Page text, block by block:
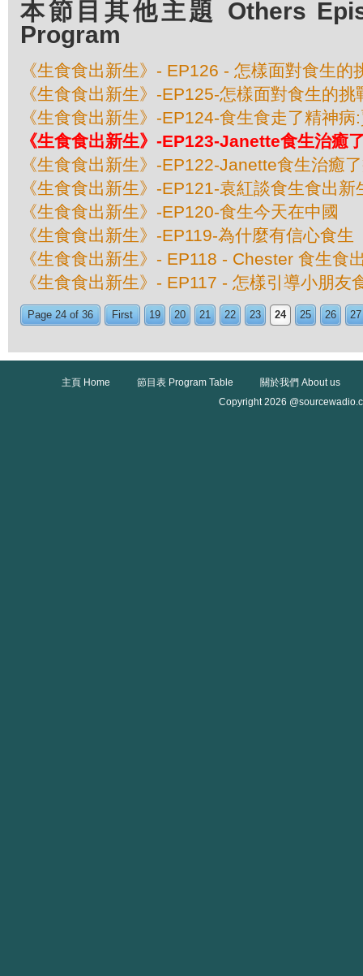
本節目其他主題 Others
Program
《生食食出新生》- EP126 - 怎樣面對食生的
《生食食出新生》-EP125-怎樣面對食生的挑
《生食食出新生》-EP124-食生食走了精神病
《生食食出新生》-EP123-Janette食生治癒
《生食食出新生》-EP122-Janette食生治癒
《生食食出新生》-EP121-袁紅談食生食出新
《生食食出新生》-EP120-食生今天在中國
《生食食出新生》-EP119-為什麼有信心食生
《生食食出新生》- EP118 - Chester 食生食
《生食食出新生》- EP117 - 怎樣引導小朋友
Page 24 of 36 First 19 20 21 22 23 24 25 26 27
主頁 Home 節目表 Program Table
關於我們 About us
Copyright 2026